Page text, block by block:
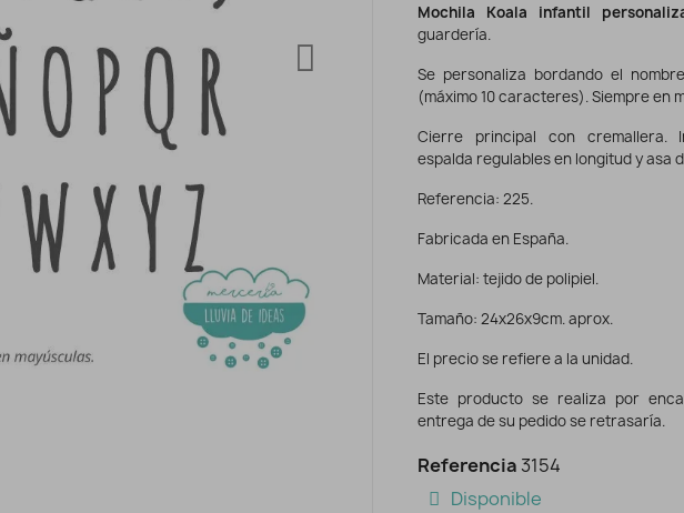
Mochila Koala infantil
guardería.
Se personaliza bordando el
(máximo 10 caracteres). Siempre en
Cierre principal con cremallera.
espalda regulables en longitud y asa
Referencia: 225.
Fabricada en España.
Material: tejido de polipiel.
Tamaño: 24x26x9cm. aprox.
El precio se refiere a la unidad.
Este producto se realiza por
entrega de su pedido se retrasaría.
Referencia 3154
Disponible